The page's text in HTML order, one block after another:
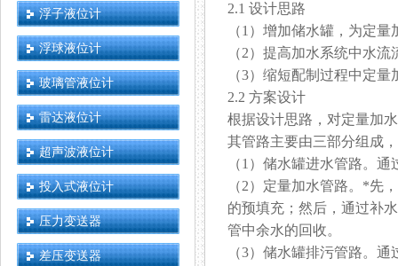
浮子液位计
浮球液位计
玻璃管液位计
雷达液位计
超声波液位计
投入式液位计
压力变送器
差压变送器
2.1 设计思路
（1）增加储水罐，为定
（2）提高加水系统中水流
（3）缩短配制过程中定量
2.2 方案设计
根据设计思路，对定量加
其管路主要由三部分组成，
（1）储水罐进水管路。
（2）定量加水管路。*先
的预填充；然后，通过
管中余水的回收。
（3）储水罐排污管路。